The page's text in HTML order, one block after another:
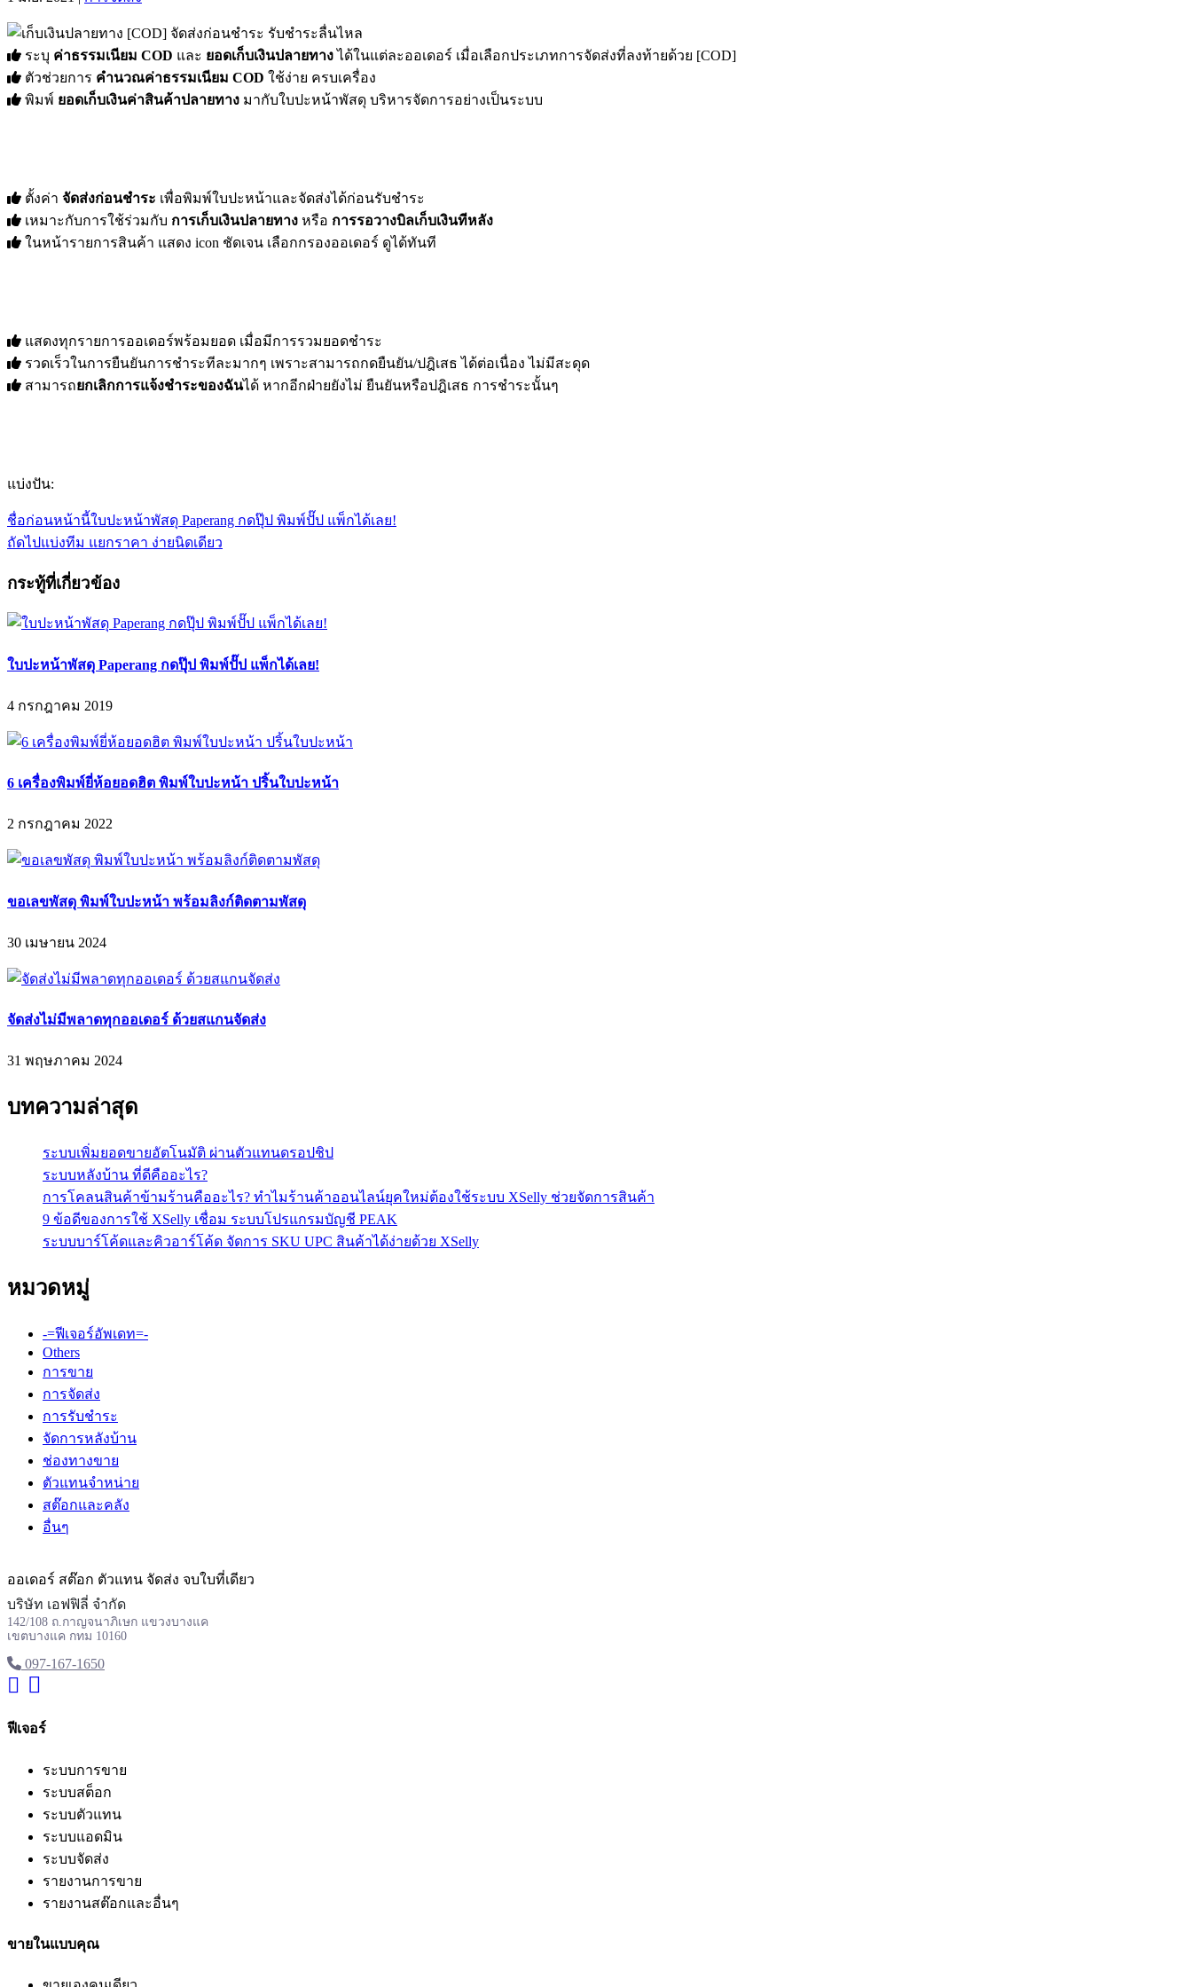
ระบุ ค่าธรรมเนียม COD และ ยอดเก็บเงินปลายทางได้ในแต่ละออเดอร์ เมื่อเลือกประเภทการจัดส่งที่ลงท้ายด้วย [COD]
ตัวช่วยการ คำนวณค่าธรรมเนียม COD ใช้ง่าย ครบเครื่อง
พิมพ์ ยอดเก็บเงินค่าสินค้าปลายทาง มากับใบปะหน้าพัสดุ บริหารจัดการอย่างเป็นระบบ
ตั้งค่า จัดส่งก่อนชำระ เพื่อพิมพ์ใบปะหน้าและจัดส่งได้ก่อนรับชำระ
เหมาะกับการใช้ร่วมกับ การเก็บเงินปลายทาง หรือ การรอวางบิลเก็บเงินทีหลัง
ในหน้ารายการสินค้า แสดง icon ชัดเจน เลือกกรองออเดอร์ ดูได้ทันที
แสดงทุกรายการออเดอร์พร้อมยอด เมื่อมีการรวมยอดชำระ
รวดเร็วในการยืนยันการชำระทีละมากๆ เพราะสามารถกดยืนยัน/ปฎิเสธ ได้ต่อเนื่อง ไม่มีสะดุด
สามารถยกเลิกการแจ้งชำระของฉันได้ หากอีกฝ่ายยังไม่ ยืนยันหรือปฎิเสธ การชำระนั้นๆ
แบ่งปัน:
ชื่อก่อนหน้านี้ใบปะหน้าพัสดุ Paperang กดปุ๊ป พิมพ์ปั๊ป แพ็กได้เลย!
ถัดไปแบ่งทีม แยกราคา ง่ายนิดเดียว
กระทู้ที่เกี่ยวข้อง
ใบปะหน้าพัสดุ Paperang กดปุ๊ป พิมพ์ปั๊ป แพ็กได้เลย!
4 กรกฎาคม 2019
6 เครื่องพิมพ์ยี่ห้อยอดฮิต พิมพ์ใบปะหน้า ปริ้นใบปะหน้า
2 กรกฎาคม 2022
ขอเลขพัสดุ พิมพ์ใบปะหน้า พร้อมลิงก์ติดตามพัสดุ
30 เมษายน 2024
จัดส่งไม่มีพลาดทุกออเดอร์ ด้วยสแกนจัดส่ง
31 พฤษภาคม 2024
บทความล่าสุด
ระบบเพิ่มยอดขายอัตโนมัติ ผ่านตัวแทนดรอปชิป
ระบบหลังบ้าน ที่ดีคืออะไร?
การโคลนสินค้าข้ามร้านคืออะไร? ทำไมร้านค้าออนไลน์ยุคใหม่ต้องใช้ระบบ XSelly ช่วยจัดการสินค้า
9 ข้อดีของการใช้ XSelly เชื่อม ระบบโปรแกรมบัญชี PEAK
ระบบบาร์โค้ดและคิวอาร์โค้ด จัดการ SKU UPC สินค้าได้ง่ายด้วย XSelly
หมวดหมู่
-=ฟีเจอร์อัพเดท=-
Others
การขาย
การจัดส่ง
การรับชำระ
จัดการหลังบ้าน
ช่องทางขาย
ตัวแทนจำหน่าย
สต๊อกและคลัง
อื่นๆ
ออเดอร์ สต๊อก ตัวแทน จัดส่ง จบใบที่เดียว
บริษัท เอฟฟิลี่ จำกัด
142/108 ถ.กาญจนาภิเษก แขวงบางแค
เขตบางแค กทม 10160
097-167-1650
ฟีเจอร์
ระบบการขาย
ระบบสต็อก
ระบบตัวแทน
ระบบแอดมิน
ระบบจัดส่ง
รายงานการขาย
รายงานสต๊อกและอื่นๆ
ขายในแบบคุณ